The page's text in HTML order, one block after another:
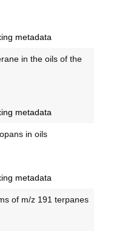
metadata
in the oils of the
metadata
in oils
metadata
of m/z 191 terpanes